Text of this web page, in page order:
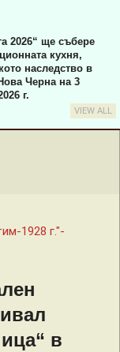
2026“ ще събере
кухня,
наследство в
Черна на 3
г.
VIEW ALL
в